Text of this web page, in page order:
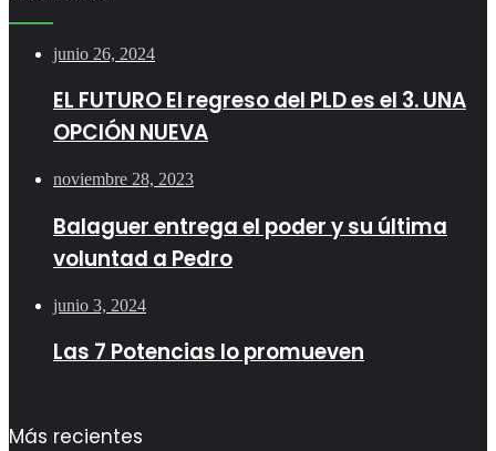
junio 26, 2024
EL FUTURO El regreso del PLD es el 3. UNA
OPCIÓN NUEVA
noviembre 28, 2023
Balaguer entrega el poder y su última
voluntad a Pedro
junio 3, 2024
Las 7 Potencias lo promueven
Más recientes